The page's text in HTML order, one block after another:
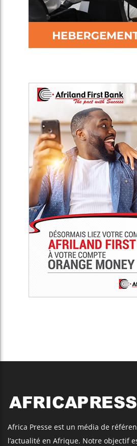
Africa Presse est un média de
l’actualité en Afrique. Notre objectif